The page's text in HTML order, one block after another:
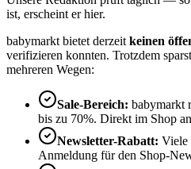
ist, erscheint er hier.
babymarkt bietet derzeit keinen
verifizieren konnten. Trotzdem
mehreren Wegen:
Sale-Bereich: babymarkt
bis zu 70%. Direkt im Shop
Newsletter-Rabatt: Viele
Anmeldung für den Shop-